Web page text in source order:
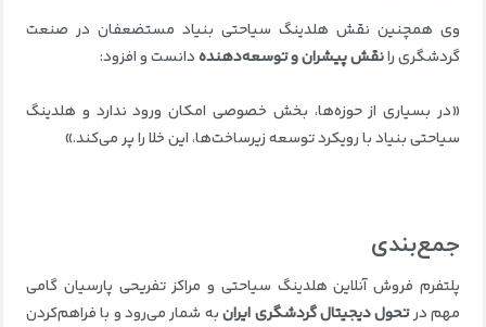
وی همچنین نقش هلدینگ سیاحتی بنیاد مستضعفان در صنعت
گردشگری رانقش پیشران و توسعه‌دهندهدانست و افزود:
«در بسیاری از حوزه‌ها، بخش خصوصی امکان ورود ندارد و هلدینگ
سیاحتی بنیاد با رویکرد توسعه زیرساخت‌ها، این خلا را پر می‌کند.»
جمع‌بندی
پلتفرم فروش آنلاین هلدینگ سیاحتی و مراکز تفریحی پارسیان گامی
مهم درتحول دیجیتال گردشگری ایرانبه شمار می‌رود و با فراهم‌کردن